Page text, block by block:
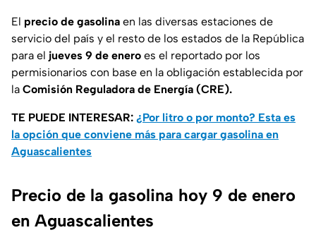
El precio de gasolina en las diversas estaciones de
servicio del país y el resto de los estados de la República
para el jueves 9 de enero es el reportado por los
permisionarios con base en la obligación establecida por
la Comisión Reguladora de Energía (CRE).
TE PUEDE INTERESAR: ¿Por litro o por monto? Esta es
la opción que conviene más para cargar gasolina en
Aguascalientes
Precio de la gasolina hoy 9 de enero
en Aguascalientes